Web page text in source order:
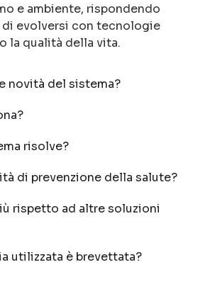
e ambiente, rispondendo
di evolversi con tecnologie
la qualità della vita.
novità del sistema?
risolve?
di prevenzione della salute?
rispetto ad altre soluzioni
utilizzata è brevettata?